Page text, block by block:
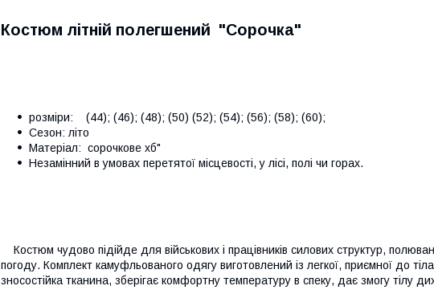
Костюм літній полегшений "Сорочка"
розміри: (44); (46); (48); (50) (52); (54); (56); (58); (60);
Сезон: літо
Матеріал: сорочкове хб"
Незамінний в умовах перетятої місцевості, у лісі, полі чи горах.
Костюм чудово підійде для військових і працівників силових структур,
погоду. Комплект камуфльованого одягу виготовлений із легкої, приємної до
зносостійка тканина, зберігає комфортну температуру в спеку, дає змогу тілу